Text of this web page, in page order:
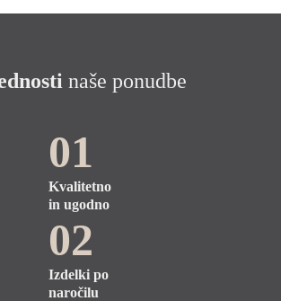
naše ponudbe
01
Kvalitetno
in ugodno
02
Izdelki po
naročilu